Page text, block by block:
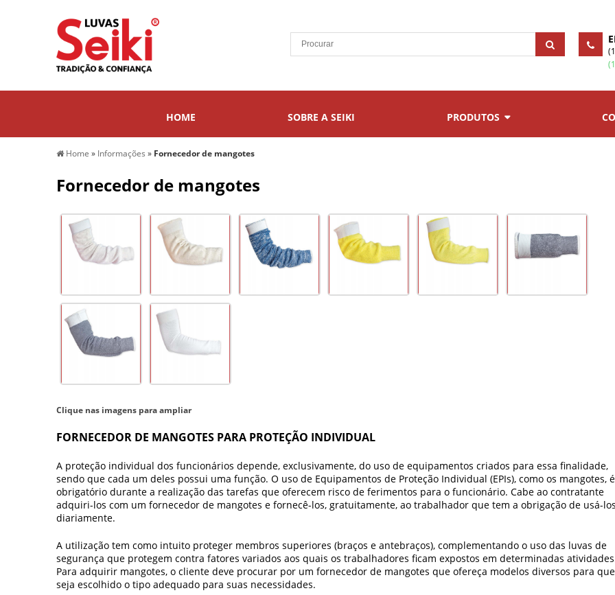
HOME SOBRE A SEIKI PRODUTOS
Home » Informações » Fornecedor de mangotes
Fornecedor de mangotes
Clique nas imagens para ampliar
FORNECEDOR DE MANGOTES PARA PROTEÇÃO INDIVIDUAL
A proteção individual dos funcionários depende, exclusivamente, do uso de equipamentos criados para essa finalidade,
sendo que cada um deles possui uma função. O uso de Equipamentos de Proteção Individual (EPIs), como os mangotes, é
obrigatório durante a realização das tarefas que oferecem risco de ferimentos para o funcionário. Cabe ao contratante
adquiri-los com um fornecedor de mangotes e fornecê-los, gratuitamente, ao trabalhador que tem a obrigação de usá-los
diariamente.
A utilização tem como intuito proteger membros superiores (braços e antebraços), complementando o uso das luvas de
segurança que protegem contra fatores variados aos quais os trabalhadores ficam expostos em determinadas
Para adquirir mangotes, o cliente deve procurar por um fornecedor de mangotes que ofereça modelos diversos para que
seja escolhido o tipo adequado para suas necessidades.